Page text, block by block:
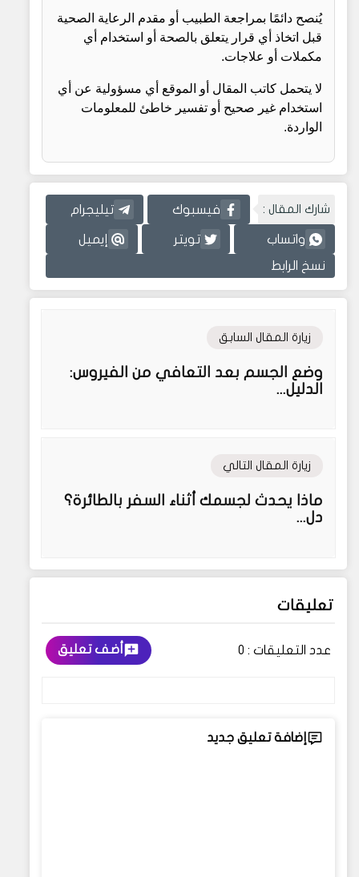
يُنصح دائمًا بمراجعة الطبيب أو مقدم الرعاية الصحية
قبل اتخاذ أي قرار يتعلق بالصحة أو استخدام أي
مكملات أو علاجات.
لا يتحمل كاتب المقال أو الموقع أي مسؤولية عن أي
استخدام غير صحيح أو تفسير خاطئ للمعلومات
الواردة.
شارك المقال : فيسبوك تيليجرام
واتساب تويتر إيميل
نسخ الرابط
زيارة المقال السابق
وضع الجسم بعد التعافي من الفيروس:
الدليل...
زيارة المقال التالي
ماذا يحدث لجسمك أثناء السفر بالطائرة؟
دل...
تعليقات
عدد التعليقات : 0 أضف تعليق
إضافة تعليق جديد